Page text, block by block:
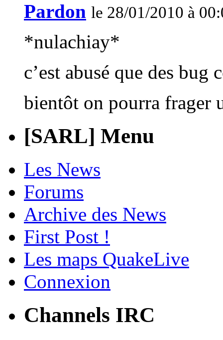
Pardon le 28/01/2010 à
*nulachiay*
c’est abusé que des
bientôt on pourra frager
[SARL] Menu
Les News
Forums
Archive des News
First Post !
Les maps QuakeLive
Connexion
Channels IRC